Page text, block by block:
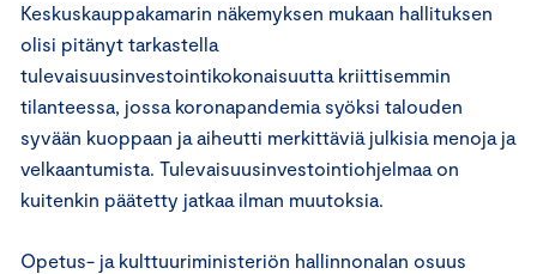
Keskuskauppakamarin näkemyksen mukaan hallituksen
olisi pitänyt tarkastella
tulevaisuusinvestointikokonaisuutta kriittisemmin
tilanteessa, jossa koronapandemia syöksi talouden
syvään kuoppaan ja aiheutti merkittäviä julkisia menoja ja
velkaantumista. Tulevaisuusinvestointiohjelmaa on
kuitenkin päätetty jatkaa ilman muutoksia.
Opetus- ja kulttuuriministeriön hallinnonalan osuus